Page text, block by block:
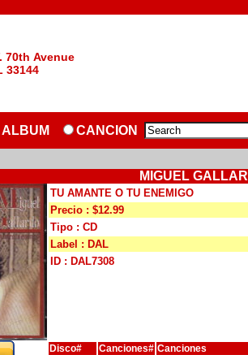
70th Avenue
33144
ALBUM CANCION
MIGUEL
TU AMANTE O TU ENEMIGO
Precio : $12.99
Tipo : CD
Label : DAL
ID : DAL7308
Disco# Canciones# Canciones